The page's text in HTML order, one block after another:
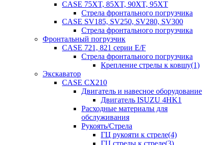
CASE 75XT, 85XT, 90XT, 95XT
Стрела фронтального погрузчика
CASE SV185, SV250, SV280, SV300
Стрела фронтального погрузчика
Фронтальный погрузчик
CASE 721, 821 серии E/F
Стрела фронтального погрузчика
Крепление стрелы к ковшу(1)
Экскаватор
CASE CX210
Двигатель и навесное оборудование
Двигатель ISUZU 4HK1
Расходные материалы для
обслуживания
Рукоять/Стрела
ГЦ рукояти к стреле(4)
ГЦ стрелы к стреле(3)